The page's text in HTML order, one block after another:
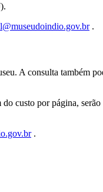
.
A consulta também
custo por página,
.